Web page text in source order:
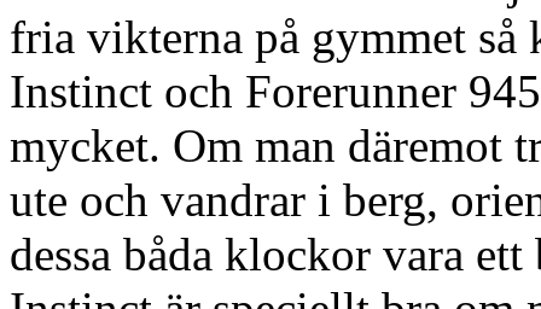
fria vikterna på gymmet
Instinct och Forerunner
mycket. Om man däremot
ute och vandrar i berg,
dessa båda klockor vara